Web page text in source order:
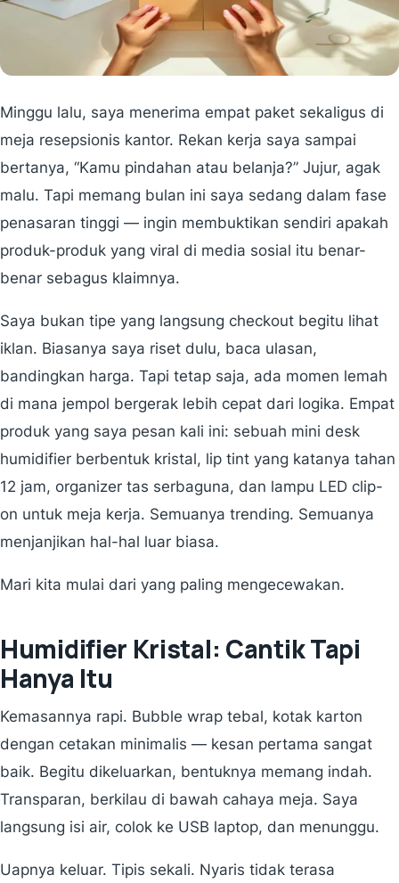
Minggu lalu, saya menerima empat paket sekaligus di
meja resepsionis kantor. Rekan kerja saya sampai
bertanya, “Kamu pindahan atau belanja?” Jujur, agak
malu. Tapi memang bulan ini saya sedang dalam fase
penasaran tinggi — ingin membuktikan sendiri apakah
produk-produk yang viral di media sosial itu benar-
benar sebagus klaimnya.
Saya bukan tipe yang langsung checkout begitu lihat
iklan. Biasanya saya riset dulu, baca ulasan,
bandingkan harga. Tapi tetap saja, ada momen lemah
di mana jempol bergerak lebih cepat dari logika. Empat
produk yang saya pesan kali ini: sebuah mini desk
humidifier berbentuk kristal, lip tint yang katanya tahan
12 jam, organizer tas serbaguna, dan lampu LED clip-
on untuk meja kerja. Semuanya trending. Semuanya
menjanjikan hal-hal luar biasa.
Mari kita mulai dari yang paling mengecewakan.
Humidifier Kristal: Cantik Tapi
Hanya Itu
Kemasannya rapi. Bubble wrap tebal, kotak karton
dengan cetakan minimalis — kesan pertama sangat
baik. Begitu dikeluarkan, bentuknya memang indah.
Transparan, berkilau di bawah cahaya meja. Saya
langsung isi air, colok ke USB laptop, dan menunggu.
Uapnya keluar. Tipis sekali. Nyaris tidak terasa